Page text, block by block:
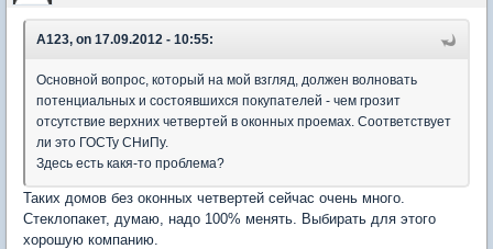
A123, on 17.09.2012 - 10:55:
Основной вопрос, который на мой взгляд, должен волновать
потенциальных и состоявшихся покупателей - чем грозит
отсутствие верхних четвертей в оконных проемах. Соответствует
ли это ГОСТу СНиПу.
Здесь есть какя-то проблема?
Таких домов без оконных четвертей сейчас очень много.
Стеклопакет, думаю, надо 100% менять. Выбирать для этого
хорошую компанию.